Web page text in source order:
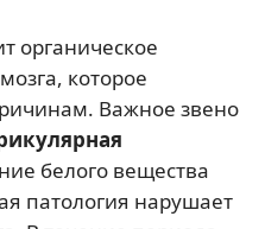
органическое
которое
Важное звено
белого вещества
патология нарушает